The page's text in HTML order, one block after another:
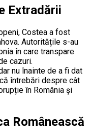
Extradării
Costea a fost
Autoritățile s-au
în care transpare
cazuri.
nu înainte de a fi dat
întrebări despre cât
în România și
Românească